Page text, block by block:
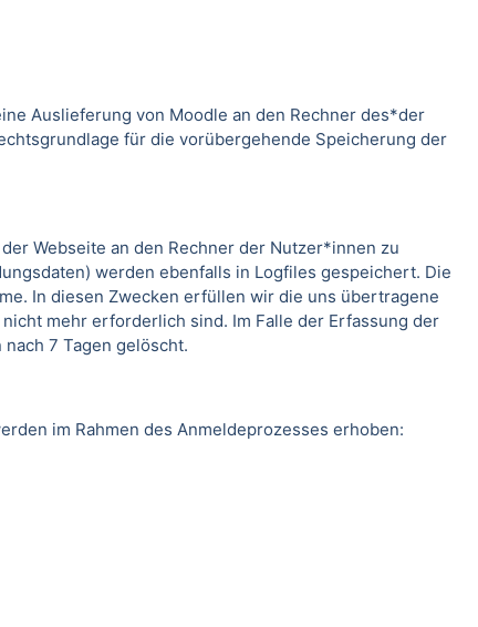
Auslieferung von Moodle an den Rechner des*der
für die vorübergehende Speicherung der
Webseite an den Rechner der Nutzer*innen zu
werden ebenfalls in Logfiles gespeichert. Die
In diesen Zwecken erfüllen wir die uns übertragene
mehr erforderlich sind. Im Falle der Erfassung der
7 Tagen gelöscht.
im Rahmen des Anmeldeprozesses erhoben: